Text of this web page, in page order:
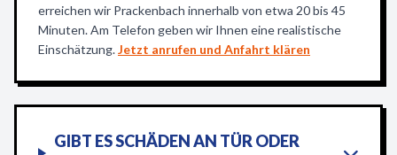
erreichen wir Prackenbach innerhalb von etwa 20 bis 45
Minuten. Am Telefon geben wir Ihnen eine realistische
Einschätzung.Jetzt anrufen und Anfahrt klären
GIBT ES SCHÄDEN AN TÜR ODER